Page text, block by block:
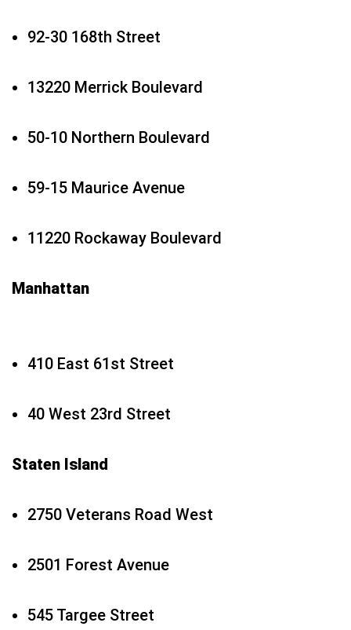
92-30 168th Street
13220 Merrick Boulevard
50-10 Northern Boulevard
59-15 Maurice Avenue
11220 Rockaway Boulevard
Manhattan
410 East 61st Street
40 West 23rd Street
Staten Island
2750 Veterans Road West
2501 Forest Avenue
545 Targee Street